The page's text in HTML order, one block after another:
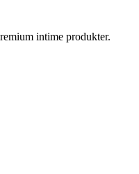
intime produkter.